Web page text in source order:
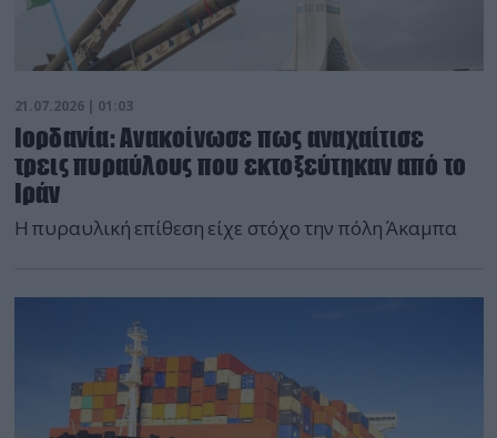
21.07.2026 | 01:03
Ιορδανία: Ανακοίνωσε πως αναχαίτισε
τρεις πυραύλους που εκτοξεύτηκαν από το
Ιράν
Η πυραυλική επίθεση είχε στόχο την πόλη Άκαμπα